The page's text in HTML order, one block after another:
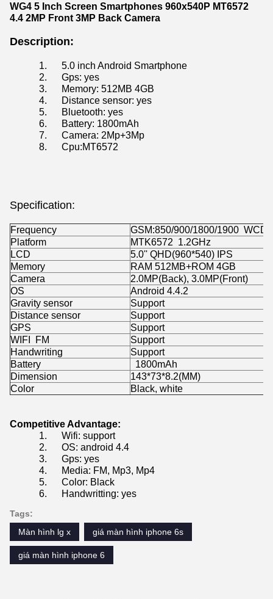
WG4 5 Inch Screen Smartphones 960x540P MT6572
4.4 2MP Front 3MP Back Camera
Description:
1. 5.0 inch Android Smartphone
2. Gps: yes
3. Memory: 512MB 4GB
4. Distance sensor: yes
5. Bluetooth: yes
6. Battery: 1800mAh
7. Camera: 2Mp+3Mp
8. Cpu:MT6572
Specification:
Frequency
GSM:850/900/1800/1900
Platform
MTK6572 1.2GHz
LCD
5.0'' QHD(960*540) IPS
Memory
RAM 512MB+ROM 4GB
Camera
2.0MP(Back), 3.0MP(Front)
OS
Android 4.4.2
Gravity sensor
Support
Distance sensor
Support
GPS
Support
WIFI FM
Support
Handwriting
Support
Battery
1800mAh
Dimension
143*73*8.2(MM)
Color
Black, white
Competitive Advantage:
1. Wifi: support
2. OS: android 4.4
3. Gps: yes
4. Media: FM, Mp3, Mp4
5. Color: Black
6. Handwritting: yes
Tags:
Màn hình lg x
giá màn hình iphone 6s
giá màn hình iphone 6